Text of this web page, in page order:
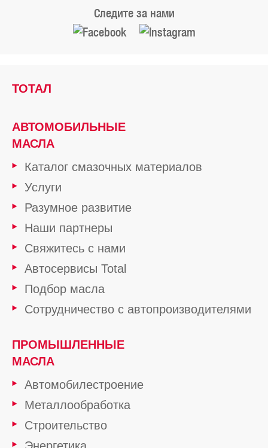
Следите за нами
ТОТАЛ
АВТОМОБИЛЬНЫЕ
МАСЛА
Каталог смазочных материалов
Услуги
Разумное развитие
Наши партнеры
Свяжитесь с нами
Автосервисы Total
Подбор масла
Сотрудничество с автопроизводителями
ПРОМЫШЛЕННЫЕ
МАСЛА
Автомобилестроение
Металлообработка
Строительство